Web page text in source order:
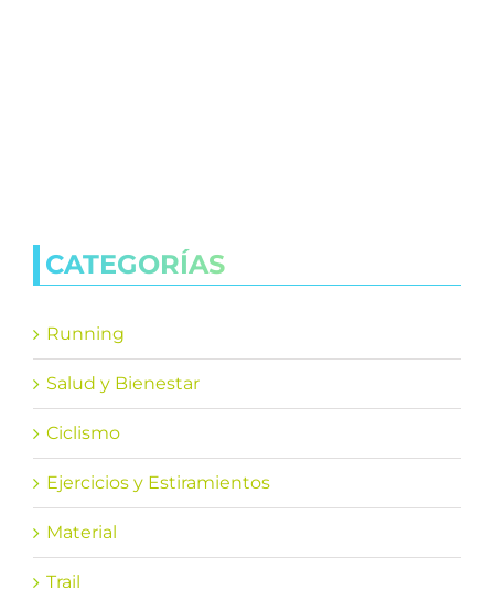
CATEGORÍAS
Running
Salud y Bienestar
Ciclismo
Ejercicios y Estiramientos
Material
Trail